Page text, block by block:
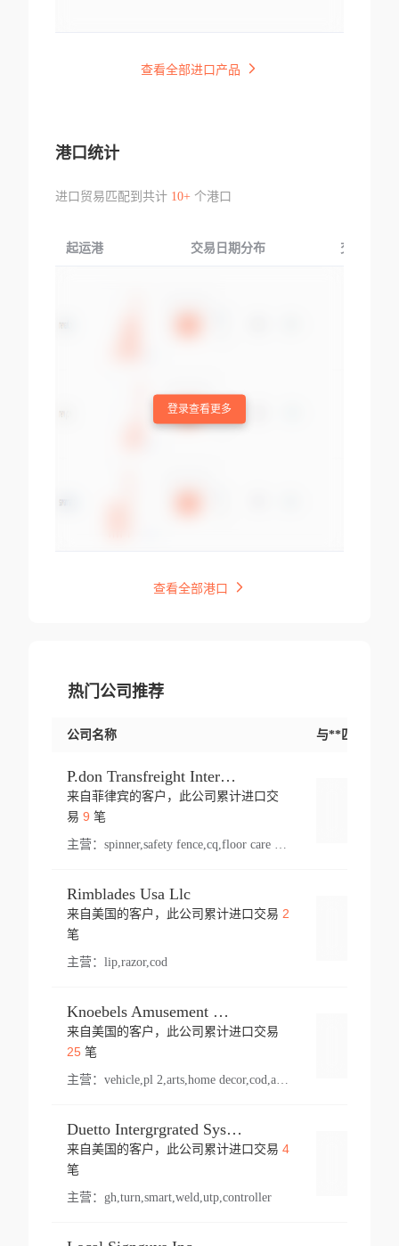
查看全部进口产品
港口统计
进口贸易匹配到共计 10+个港口
起运港 交易日期分布 交易产品
登录查看更多
查看全部港口
热门公司推荐
公司名称 与**匹配交易
P.don Transfreight International
来自菲律宾的客户，此公司累计进口交
易 9 笔
主营：
Rimblades Usa Llc
来自美国的客户，此公司累计进口交易 2
笔
主营： lip,razor,cod
Knoebels Amusement Resort
来自美国的客户，此公司累计进口交易
25笔
主营： vehicle,pl 2,arts,home decor,cod,amusement ride,sea
Duetto Intergrgrated Systems Inc.
来自美国的客户，此公司累计进口交易 4
笔
主营： gh,turn,smart,weld,utp,controller